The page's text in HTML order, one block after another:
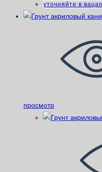
уточняйте в вацап
просмотр